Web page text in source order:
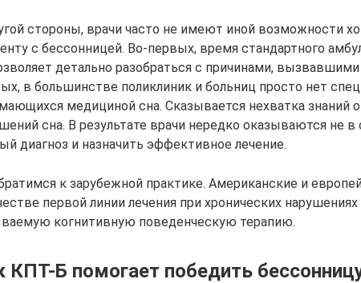
стороны, врачи часто не имеют иной возможности
с бессонницей. Во-первых, время стандартного
детально разобраться с причинами,
в большинстве поликлиник и больниц просто нет
медициной сна. Сказывается нехватка знаний
сна. В результате врачи нередко оказываются не в
диагноз и назначить эффективное лечение.
к зарубежной практике. Американские и
первой линии лечения при хронических
когнитивную поведенческую терапию.
КПТ-Б помогает победить